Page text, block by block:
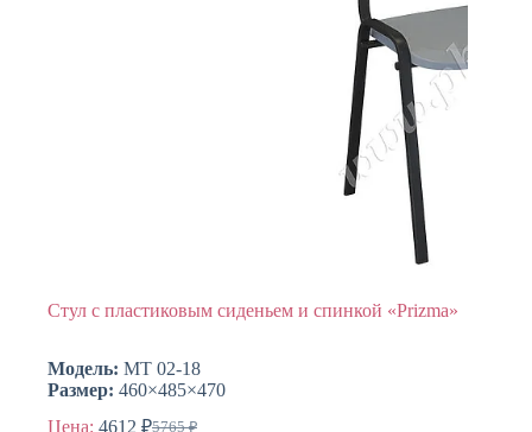
Стул с пластиковым сиденьем и спинкой «Prizma»
Модель: МТ 02-18
Размер: 460×485×470
Цена:
5765₽
4612 ₽